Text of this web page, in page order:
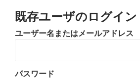
既存ユーザのログイン
ユーザー名またはメールアドレス
パスワード